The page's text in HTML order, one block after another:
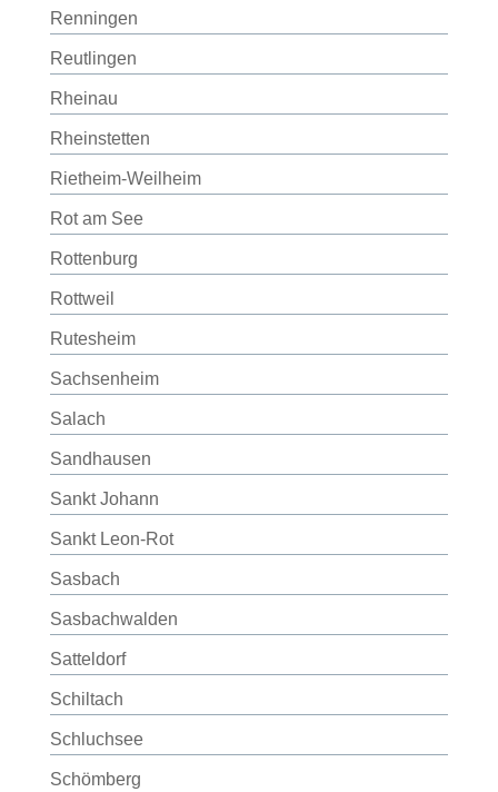
Renningen
Reutlingen
Rheinau
Rheinstetten
Rietheim-Weilheim
Rot am See
Rottenburg
Rottweil
Rutesheim
Sachsenheim
Salach
Sandhausen
Sankt Johann
Sankt Leon-Rot
Sasbach
Sasbachwalden
Satteldorf
Schiltach
Schluchsee
Schömberg